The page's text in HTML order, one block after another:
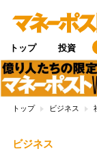
トップ 投資
トップ ビジネス
ビジネス